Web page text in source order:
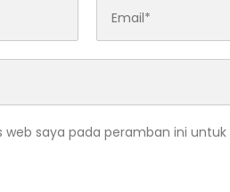
web saya pada peramban ini